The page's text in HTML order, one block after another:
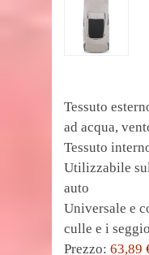
Tessuto
ad acqua,
Tessuto
Utilizzabile
auto
Universale e
culle e i
Prezzo: 63,89